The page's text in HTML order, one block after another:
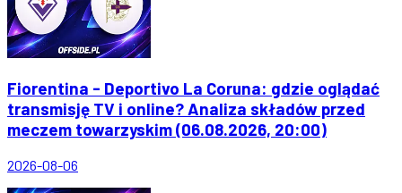
Fiorentina - Deportivo La Coruna: gdzie oglądać
transmisję TV i online? Analiza składów przed
meczem towarzyskim (06.08.2026, 20:00)
2026-08-06